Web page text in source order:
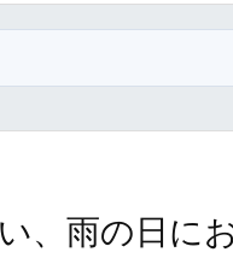
、雨の日に